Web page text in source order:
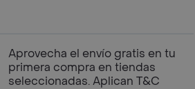
Aprovecha el envío gratis en tu
primera compra en tiendas
seleccionadas. Aplican T&C